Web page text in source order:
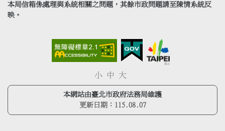
本局信箱係處理與系統相關之問題，其餘市政問題請至陳情系統反
映。
小 中 大
本網站由臺北市政府法務局維護
更新日期： 115.08.07